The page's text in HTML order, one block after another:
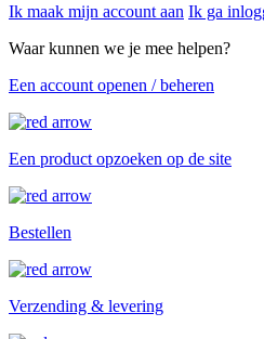
Ik maak mijn account aan Ik ga
Waar kunnen we je mee helpen?
Een account openen / beheren
Een product opzoeken op de site
Bestellen
Verzending & levering